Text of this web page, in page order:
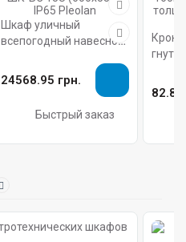
Шкаф уличный
всепогодный навесной
IP65 Pleolan
24568.95 грн.
Быстрый заказ
82.80